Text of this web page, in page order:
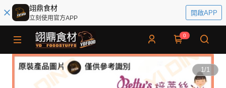
翊鼎食材
立刻使用官方APP
開啟APP
0
1/1